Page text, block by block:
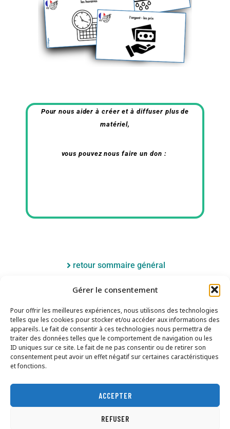
Gérer le consentement
Pour offrir les meilleures expériences, nous utilisons des technologies
telles que les cookies pour stocker et/ou accéder aux informations des
appareils. Le fait de consentir à ces technologies nous permettra de
traiter des données telles que le comportement de navigation ou les
ID uniques sur ce site. Le fait de ne pas consentir ou de retirer son
consentement peut avoir un effet négatif sur certaines caractéristiques
et fonctions.
ACCEPTER
REFUSER
Pour nous aider à créer et à diffuser plus de
matériel,
vous pouvez nous faire un don :
retour sommaire général
Politique de confidentialité